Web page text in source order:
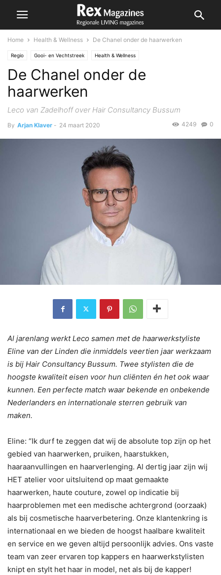
Home Health & Wellness De Chanel onder de haarwerken
Regio Gooi- en Vechtstreek Health & Wellness
De Chanel onder de
haarwerken
Leco van Zadelhoff over Hair Consultancy Bussum
By Arjan Klaver - 24 maart 2020 0
4249
Al jarenlang werkt Leco samen met de haarwerkstyliste
Eline van der Linden die inmiddels veertien jaar werkzaam
is bij Hair Consultancy Bussum. Twee stylisten die de
hoogste kwaliteit eisen voor hun cliënten én het ook waar
kunnen. Een perfecte match waar bekende en onbekende
Nederlanders en internationale sterren gebruik van
maken.
Eline: “Ik durf te zeggen dat wij de absolute top zijn op het
gebied van haarwerken, pruiken, haarstukken,
haaraanvullingen en haarverlenging. Al dertig jaar zijn wij
HET atelier voor uitsluitend op maat gemaakte
haarwerken, haute couture, zowel op indicatie bij
haarproblemen met een medische achtergrond (oorzaak)
als bij cosmetische haarverbetering. Onze klantenkring is
internationaal en we bieden de hoogst haalbare kwaliteit
en service en we geven altijd persoonlijk advies. Ons vaste
team van zeer ervaren top kappers en haarwerkstylisten
knipt en stylt het haar in model, net als bij de kapper!